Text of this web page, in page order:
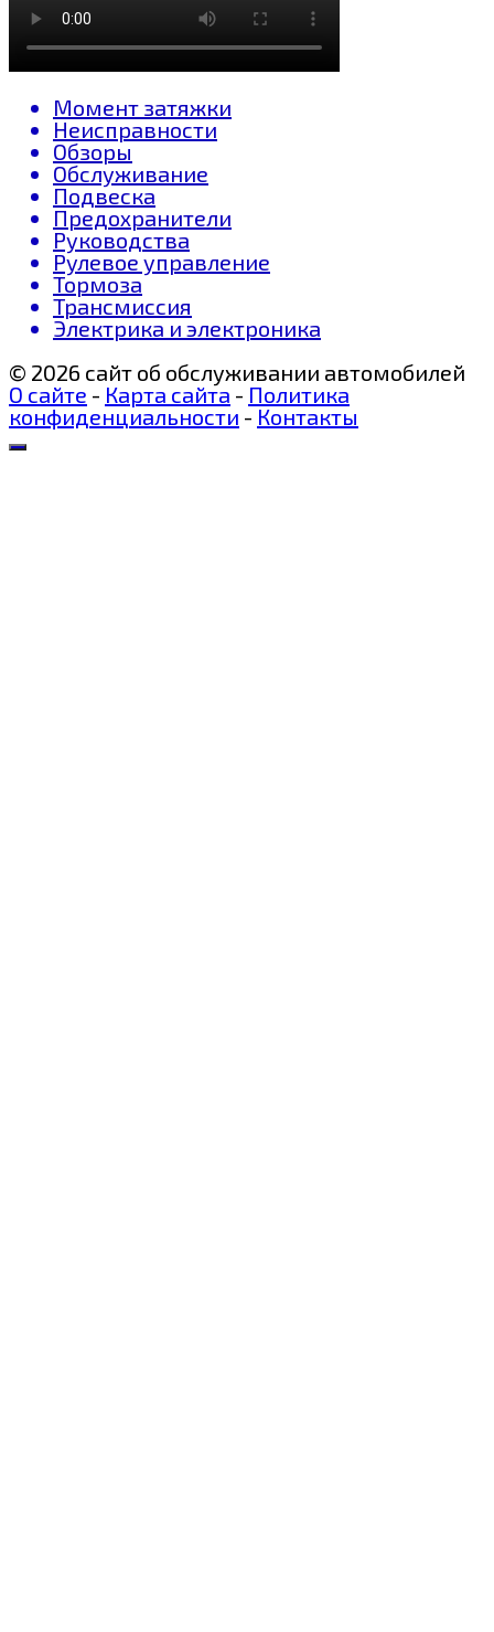
Момент затяжки
Неисправности
Обзоры
Обслуживание
Подвеска
Предохранители
Руководства
Рулевое управление
Тормоза
Трансмиссия
Электрика и электроника
© 2026 сайт об обслуживании автомобилей
О сайте - Карта сайта - Политика
конфиденциальности - Контакты